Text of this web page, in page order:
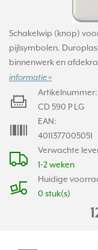
Schakelwip (knop)
pijlsymbolen.
binnenwerk en
informatie »
Verwachte
1-2 weken
Huidige
0 stuk(s)
Artikelnummer:
CD 590 P LG
EAN:
4011377005051